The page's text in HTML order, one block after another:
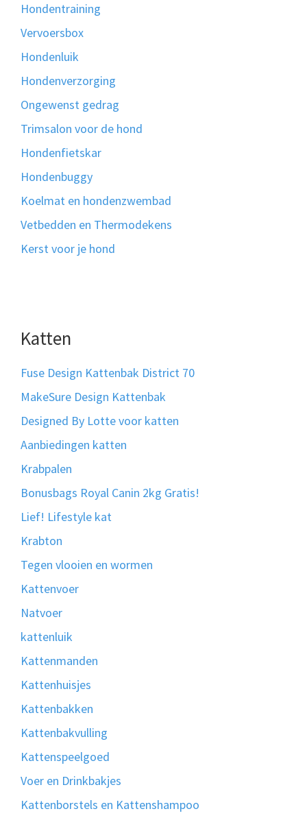
Hondentraining
Vervoersbox
Hondenluik
Hondenverzorging
Ongewenst gedrag
Trimsalon voor de hond
Hondenfietskar
Hondenbuggy
Koelmat en hondenzwembad
Vetbedden en Thermodekens
Kerst voor je hond
Katten
Fuse Design Kattenbak District 70
MakeSure Design Kattenbak
Designed By Lotte voor katten
Aanbiedingen katten
Krabpalen
Bonusbags Royal Canin 2kg Gratis!
Lief! Lifestyle kat
Krabton
Tegen vlooien en wormen
Kattenvoer
Natvoer
kattenluik
Kattenmanden
Kattenhuisjes
Kattenbakken
Kattenbakvulling
Kattenspeelgoed
Voer en Drinkbakjes
Kattenborstels en Kattenshampoo